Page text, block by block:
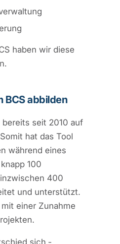
haben wir diese
BCS abbilden
seit 2010 auf
hat das Tool
während eines
100
400
und unterstützt.
einer Zunahme
sich